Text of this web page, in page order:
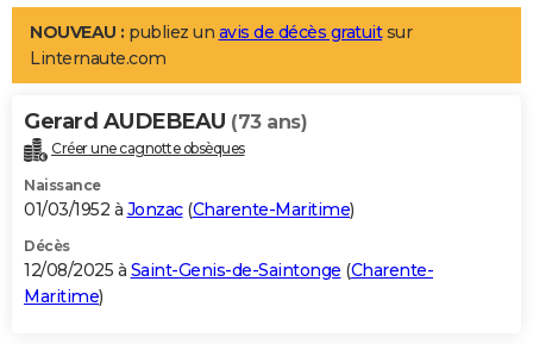
LIFESTYLE
Art de vivre
Bien-être
Loisirs
Mode
Modes de vie
Alimentation
Guide de la santé
Maladies
Médicaments
Sommeil
VOYAGE
Destinations
City break
Voyage nature
Voyage de noces
Forum
Climat
+PHOTO
GUIDES D'ACHAT
BONS PLANS
NOUVEAU : publiez un avis de décès gratuitsur
Linternaute.com
Gerard AUDEBEAU (73 ans)
Créer une cagnotte obsèques
Naissance
01/03/1952 à Jonzac(Charente-Maritime)
Décès
12/08/2025 à Saint-Genis-de-Saintonge (Charente-
Maritime)